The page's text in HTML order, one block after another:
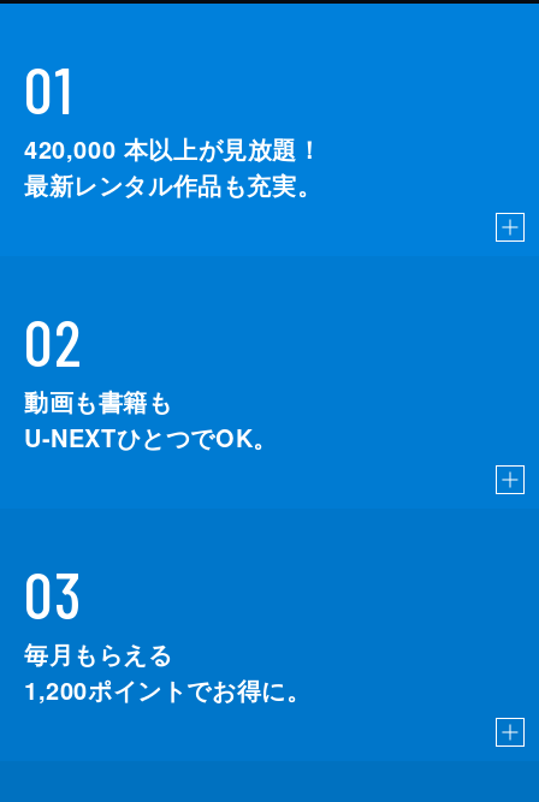
01
420,000 本以上が見放題！
最新レンタル作品も充実。
02
動画も書籍も
U-NEXTひとつでOK。
03
毎月もらえる
1,200ポイントでお得に。